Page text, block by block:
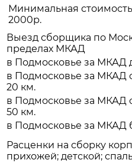
Минимальная
2000р.
Выезд сборщика по
пределах МКАД
в Подмосковье за МКАД
в Подмосковье за МКАД
20 км.
в Подмосковье за МКАД
50 км.
в Подмосковье за МКАД
Расценки на сборку
прихожей; детской;